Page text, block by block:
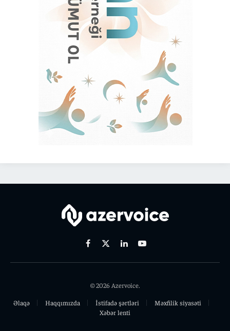
Facebook
X
LinkedinYoutube
© 2026 Azervoice.
Əlaqə
Haqqımızda İstifadə şərtləri
Məxfilik siyasəti
Xəbər lenti